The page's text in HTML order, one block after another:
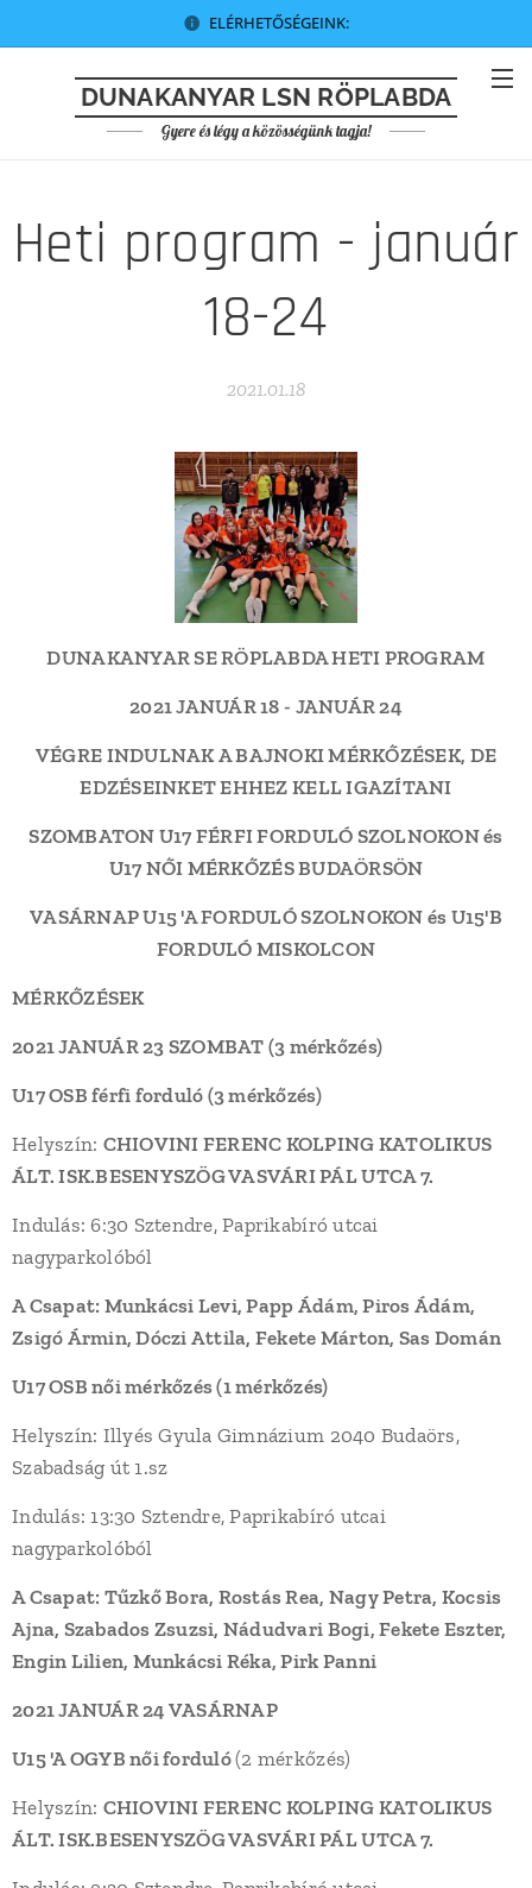
ELÉRHETŐSÉGEINK:
DUNAKANYAR LSN RÖPLABDA
Gyere és légy a közösségünk tagja!
Heti program - január
18-24
2021.01.18
DUNAKANYAR SE RÖPLABDA HETI PROGRAM
2021 JANUÁR 18 - JANUÁR 24
VÉGRE INDULNAK A BAJNOKI MÉRKŐZÉSEK, DE
EDZÉSEINKET EHHEZ KELL IGAZÍTANI
SZOMBATON U17 FÉRFI FORDULÓ SZOLNOKON és
U17 NŐI MÉRKŐZÉS BUDAÖRSÖN
VASÁRNAP U15 'A FORDULÓ SZOLNOKON és U15'B
FORDULÓ MISKOLCON
MÉRKŐZÉSEK
2021 JANUÁR 23 SZOMBAT (3 mérkőzés)
U17 OSB férfi forduló (3 mérkőzés)
Helyszín: CHIOVINI FERENC KOLPING KATOLIKUS
ÁLT. ISK.BESENYSZÖG VASVÁRI PÁL UTCA7.
Indulás: 6:30 Sztendre, Paprikabíró utcai
nagyparkolóból
A Csapat: Munkácsi Levi, Papp Ádám, Piros Ádám,
Zsigó Ármin, Dóczi Attila, Fekete Márton, Sas Domán
U17 OSB női mérkőzés (1 mérkőzés)
Helyszín: Illyés Gyula Gimnázium 2040 Budaörs,
Szabadság út 1.sz
Indulás: 13:30 Sztendre, Paprikabíró utcai
nagyparkolóból
A Csapat: Tűzkő Bora, Rostás Rea, Nagy Petra, Kocsis
Ajna, Szabados Zsuzsi, Nádudvari Bogi, Fekete Eszter,
Engin Lilien, Munkácsi Réka, Pirk Panni
2021 JANUÁR 24 VASÁRNAP
U15 'A OGYB női forduló(2 mérkőzés)
Helyszín: CHIOVINI FERENC KOLPING KATOLIKUS
ÁLT. ISK.BESENYSZÖG VASVÁRI PÁL UTCA7.